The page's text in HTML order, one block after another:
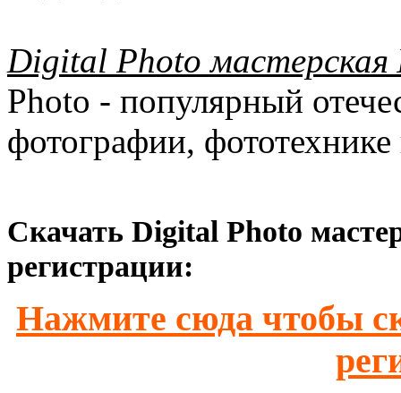
Digital Photo
Photo - популярный
фотографии,
Скачать Digital Photo
регистрации:
Нажмите сюда чтобы